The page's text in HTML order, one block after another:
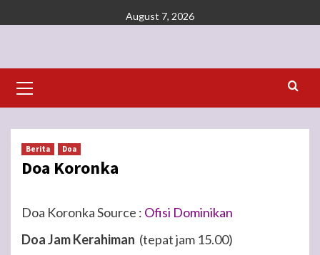
to
August 7, 2026
Menu
Berita Doa
Doa Koronka
Doa Koronka Source : Ofisi Dominikan
Doa Jam Kerahiman (tepat jam 15.00)